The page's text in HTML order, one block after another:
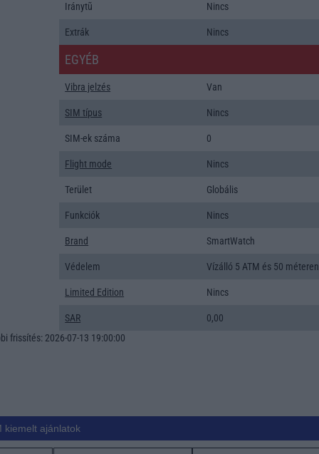
Iránytũ Nincs
Extrák Nincs
EGYÉB
Vibra jelzés Van
SIM típus Nincs
SIM-ek száma 0
Flight mode Nincs
Terület Globális
Funkciók Nincs
Brand SmartWatch
Védelem Vízálló 5 ATM és 50 méteren
Limited Edition Nincs
SAR
0,00
frissítés: 2026-07-13 19:00:00
kiemelt ajánlatok